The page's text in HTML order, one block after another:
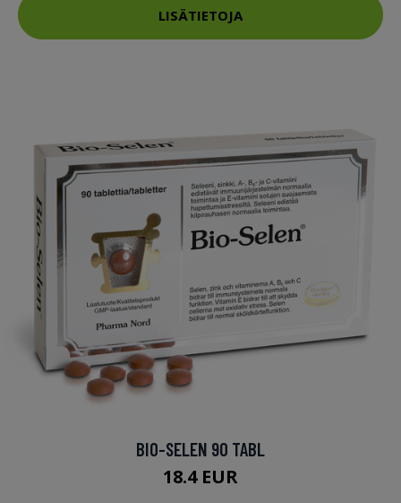
LISÄTIETOJA
BIO-SELEN 90 TABL
18.4 EUR